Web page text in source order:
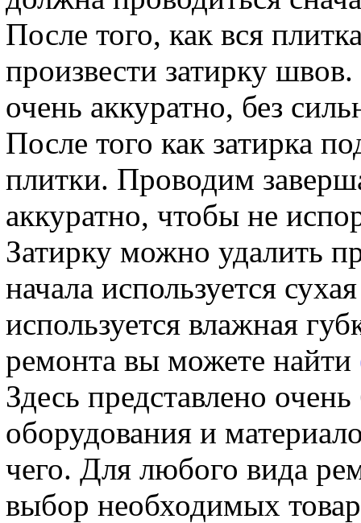
После того, как вся
произвести затирку
очень аккуратно, без
После того как затирка
плитки. Проводим
аккуратно, чтобы не
Затирку можно удалить
начала используется
используется влажная
ремонта вы можете найти
Здесь представлено
оборудования и
чего. Для любого вида
выбор необходимых